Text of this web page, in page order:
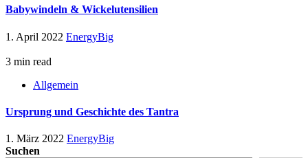
Babywindeln & Wickelutensilien
1. April 2022 EnergyBig
3 min read
Allgemein
Ursprung und Geschichte des Tantra
1. März 2022 EnergyBig
Suchen